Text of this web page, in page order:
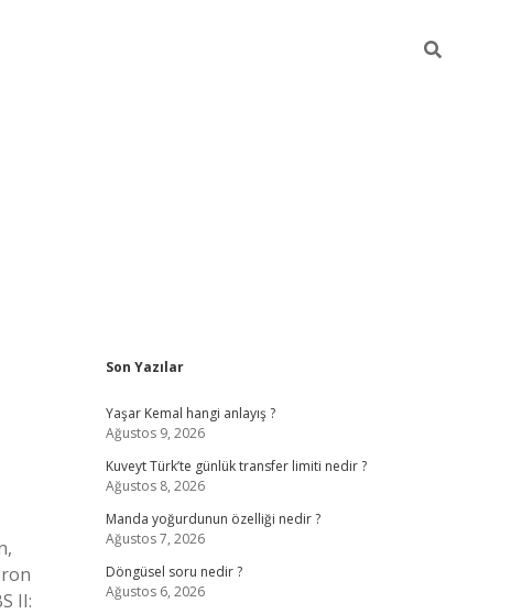
II:
Sidebar
Son Yazılar
Yaşar Kemal hangi anlayış ?
Ağustos 9, 2026
Kuveyt Türk’te günlük transfer limiti nedir ?
Ağustos 8, 2026
Manda yoğurdunun özelliği nedir ?
Ağustos 7, 2026
Döngüsel soru nedir ?
Ağustos 6, 2026